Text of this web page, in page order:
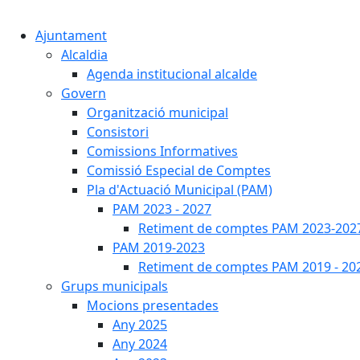
Ajuntament
Alcaldia
Agenda institucional alcalde
Govern
Organització municipal
Consistori
Comissions Informatives
Comissió Especial de Comptes
Pla d'Actuació Municipal (PAM)
PAM 2023 - 2027
Retiment de comptes PAM 2023-
PAM 2019-2023
Retiment de comptes PAM 2019 -
Grups municipals
Mocions presentades
Any 2025
Any 2024